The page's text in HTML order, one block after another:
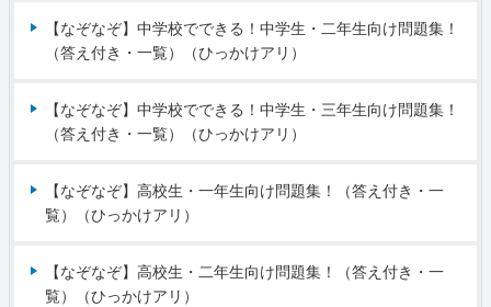
【なぞなぞ】中学校でできる！中学生・二年生向け問題集！
（答え付き・一覧）（ひっかけアリ）
【なぞなぞ】中学校でできる！中学生・三年生向け問題集！
（答え付き・一覧）（ひっかけアリ）
【なぞなぞ】高校生・一年生向け問題集！（答え付き・一
覧）（ひっかけアリ）
【なぞなぞ】高校生・二年生向け問題集！（答え付き・一
覧）（ひっかけアリ）